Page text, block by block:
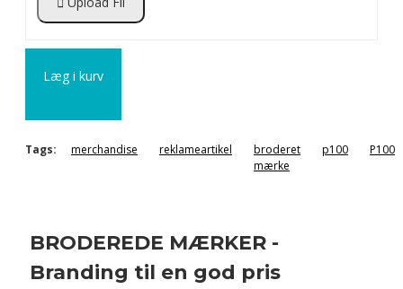
Læg i kurv
Tags: merchandise reklameartikel
broderet
mærke
p100 P100
BRODEREDE MÆRKER -
Branding til en god pris